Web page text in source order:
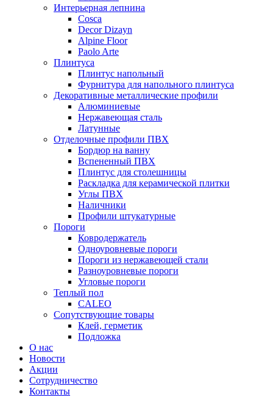
Интерьерная лепнина
Cosca
Decor Dizayn
Alpine Floor
Paolo Arte
Плинтуса
Плинтус напольный
Фурнитура для напольного плинтуса
Декоративные металлические профили
Алюминиевые
Нержавеющая сталь
Латунные
Отделочные профили ПВХ
Бордюр на ванну
Вспененный ПВХ
Плинтус для столешницы
Раскладка для керамической плитки
Углы ПВХ
Наличники
Профили штукатурные
Пороги
Ковродержатель
Одноуровневые пороги
Пороги из нержавеющей стали
Разноуровневые пороги
Угловые пороги
Теплый пол
CALEO
Сопутствующие товары
Клей, герметик
Подложка
О нас
Новости
Акции
Сотрудничество
Контакты